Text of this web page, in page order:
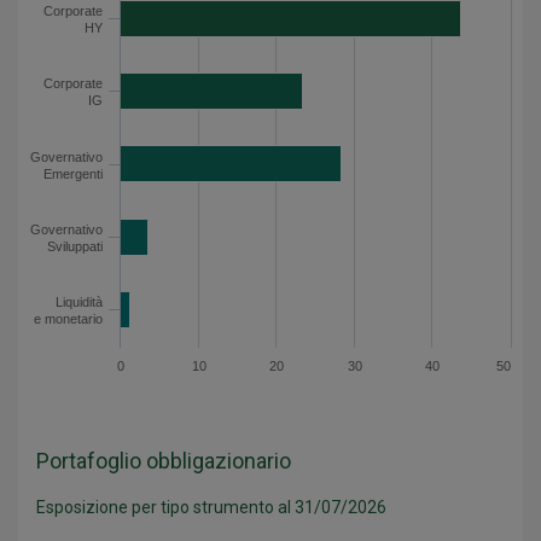
Asset allocation netta - Dati del grafico
Corporate HY
Corporate IG
23.3
Governativo Emergenti
28.3
Governativo Sviluppati
3.5
Corporate
HY
Corporate
IG
Governativo
Emergenti
Governativo
Sviluppati
Liquidità
e monetario
0 10 20 30 40 50
Portafoglio obbligazionario
Esposizione per tipo strumento al 31/07/2026